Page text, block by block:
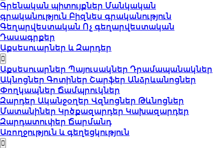
Գրենական պիտույքներ Մանկական
գրականություն Բիզնես գրականություն
Գեղարվեստական Ոչ գեղարվեստական
Դասագրքեր
Աքսեսուարներ և Զարդեր
Աքսեսուարներ Պայուսակներ Դրամապանակներ
Ակնոցներ Գոտիներ Շարֆեր Անձրևանոցներ
Փողկապներ Ճամպրուկներ
Զարդեր Ականջօղեր Վզնոցներ Թևնոցներ
Մատանիներ Կրծքազարդեր Կախազարդեր
Զարդատուփեր Ճարմանդ
Առողջություն և գեղեցկություն